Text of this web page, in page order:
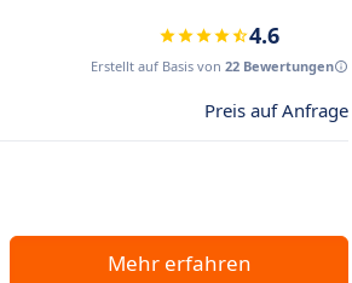
4.6
Erstellt auf Basis von 22 Bewertungen
Preis auf Anfrage
Mehr erfahren